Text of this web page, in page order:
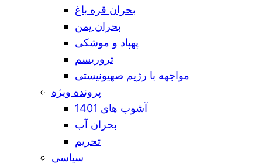
بحران قره باغ
بحران یمن
پهپاد و موشکی
تروریسم
مواجهه با رژیم صهیونیستی
پرونده ویژه
آشوب های 1401
بحران آب
تحریم
سیاسی